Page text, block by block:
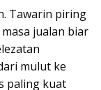
Tawarin piring
jualan biar
mulut ke
paling kuat